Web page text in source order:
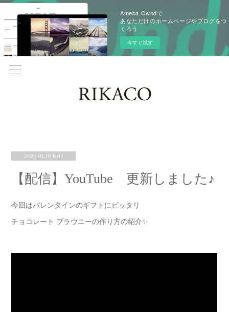
Ameba Owndで
あなただけのホームページやブログをつ
くろう
今すぐ試す
2020.02.10 14:13
【配信】YouTube 更新しました♪
今回はバレンタインのギフトにピッタリ
チョコレート ブラウニーの作り方の紹介✨